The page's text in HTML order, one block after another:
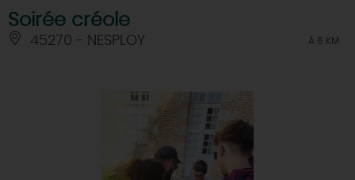
Soirée créole
45270 - NESPLOY À 6 KM